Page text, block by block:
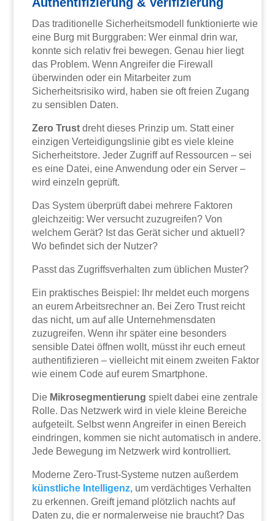
Das traditionelle Sicherheitsmodell funktionierte wie
eine Burg mit Burggraben: Wer einmal drin war,
konnte sich relativ frei bewegen. Genau hier liegt
das Problem. Wenn Angreifer die Firewall
überwinden oder ein Mitarbeiter zum
Sicherheitsrisiko wird, haben sie oft freien Zugang
zu sensiblen Daten.
Zero Trust dreht dieses Prinzip um. Statt einer
einzigen Verteidigungslinie gibt es viele kleine
Sicherheitstore. Jeder Zugriff auf Ressourcen – sei
es eine Datei, eine Anwendung oder ein Server –
wird einzeln geprüft.
Das System überprüft dabei mehrere Faktoren
gleichzeitig: Wer versucht zuzugreifen? Von
welchem Gerät? Ist das Gerät sicher und aktuell?
Wo befindet sich der Nutzer?
Passt das Zugriffsverhalten zum üblichen Muster?
Ein praktisches Beispiel: Ihr meldet euch morgens
an eurem Arbeitsrechner an. Bei Zero Trust reicht
das nicht, um auf alle Unternehmensdaten
zuzugreifen. Wenn ihr später eine besonders
sensible Datei öffnen wollt, müsst ihr euch erneut
authentifizieren – vielleicht mit einem zweiten Faktor
wie einem Code auf eurem Smartphone.
Die Mikrosegmentierung spielt dabei eine zentrale
Rolle. Das Netzwerk wird in viele kleine Bereiche
aufgeteilt. Selbst wenn Angreifer in einen Bereich
eindringen, kommen sie nicht automatisch in andere.
Jede Bewegung im Netzwerk wird kontrolliert.
Moderne Zero-Trust-Systeme nutzen außerdem
künstliche Intelligenz, um verdächtiges Verhalten
zu erkennen. Greift jemand plötzlich nachts auf
Daten zu, die er normalerweise nie braucht? Das